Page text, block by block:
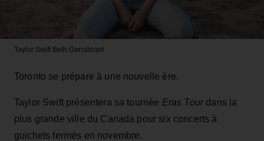
Taylor Swift Beth Garrabrant
Toronto se prépare à une nouvelle ère.
Taylor Swift présentera sa tournée Eras Tourdans la
plus grande ville du Canada pour six concerts à
guichets fermés en novembre.